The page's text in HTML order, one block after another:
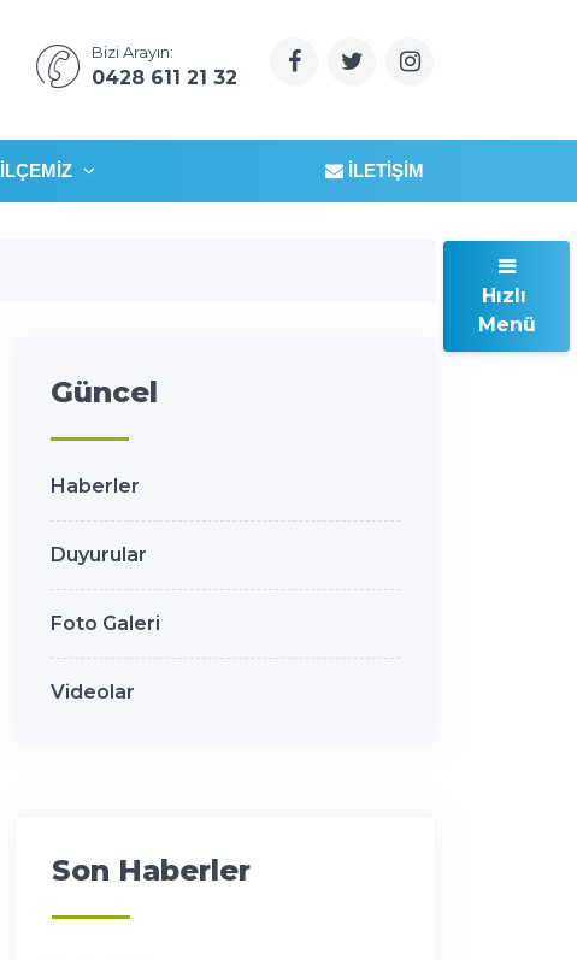
Bizi Arayın:
0428 611 21 32
İLÇEMIZ İLETIŞIM
Güncel
Haberler
Duyurular
Foto Galeri
Videolar
Son Haberler
Hızlı
Menü